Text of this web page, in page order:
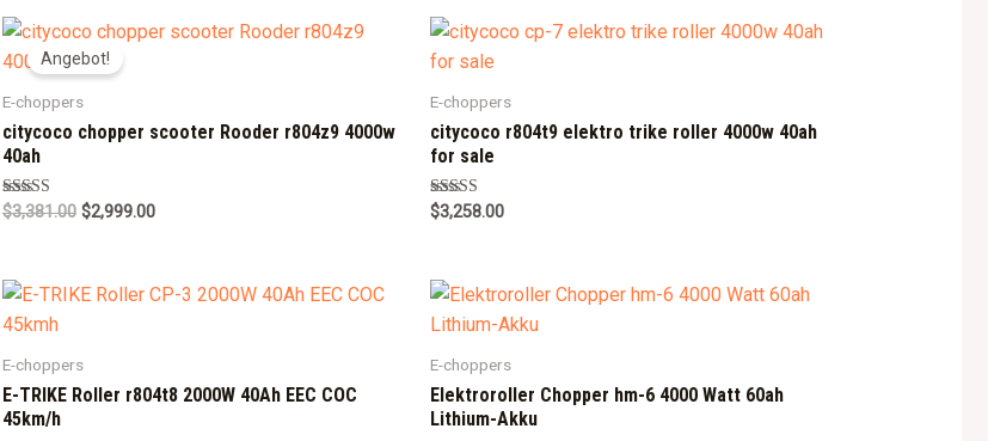
Angebot!
E-choppers
citycoco chopper scooter Rooder r804z9 4000w
40ah
Rated
5.00
$3,381.00 $2,999.00
E-choppers
citycoco r804t9 elektro trike roller 4000w 40ah
for sale
Rated
5.00
$3,258.00
E-choppers
E-TRIKE Roller r804t8 2000W 40Ah EEC COC
45km/h
E-choppers
Elektroroller Chopper hm-6 4000 Watt 60ah
Lithium-Akku